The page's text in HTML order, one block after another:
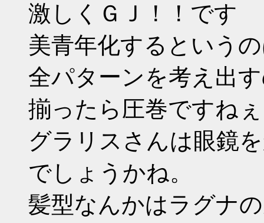
激しくＧＪ！！です
美青年化するという
全パターンを考え出
揃ったら圧巻ですね
グラリスさんは眼鏡
でしょうかね。
髪型なんかはラグナ